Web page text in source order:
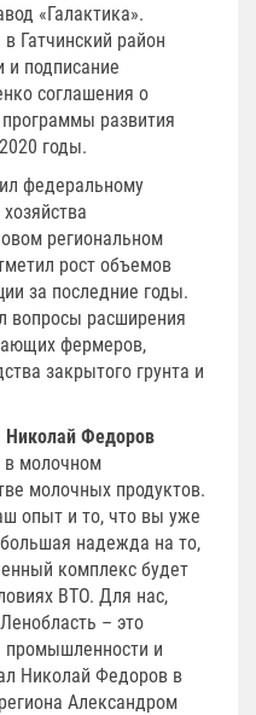
«Галактика».
Гатчинский район
и подписание
соглашения о
развития
годы.
федеральному
региональном
рост объемов
за последние годы.
вопросы расширения
фермеров,
закрытого грунта и
Николай Федоров
в молочном
молочных продуктов.
опыт и то, что вы уже
надежда на то,
комплекс будет
ВТО. Для нас,
– это
промышленности и
Николай Федоров в
Александром